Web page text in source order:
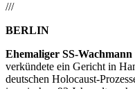
///
BERLIN
Ehemaliger SS-
verkündete ein Gericht in
deutschen Holocaust-